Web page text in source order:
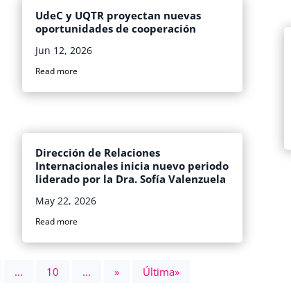
UdeC y UQTR proyectan nuevas
oportunidades de cooperación
Jun 12, 2026
Read more
Dirección de Relaciones
Internacionales inicia nuevo periodo
liderado por la Dra. Sofía Valenzuela
May 22, 2026
Read more
... 10 ... » Última»